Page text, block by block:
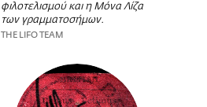
φιλοτελισμού και η Μόνα Λίζα
των γραμματοσήμων.
THE LIFO TEAM